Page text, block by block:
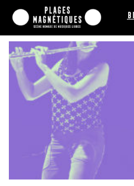
Passer
contenu